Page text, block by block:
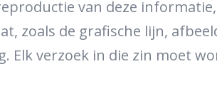
van deze
zoals de grafische lijn,
Elk verzoek in die zin moet